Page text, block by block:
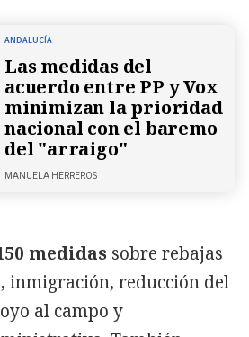
ANDALUCÍA
Las medidas del
acuerdo entre PP y Vox
minimizan la prioridad
nacional con el baremo
del "arraigo"
MANUELA HERREROS
medidas sobre rebajas
inmigración, reducción del
al campo y